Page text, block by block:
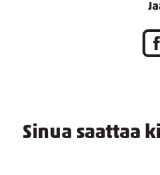
Sinua saattaa